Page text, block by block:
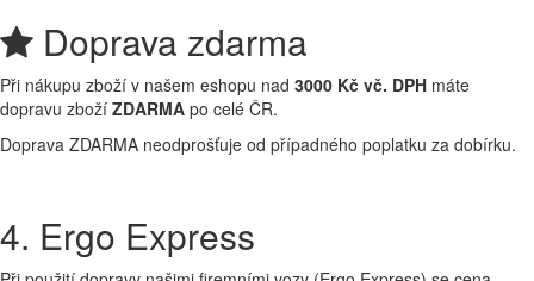
Doprava zdarma
Při nákupu zboží v našem eshopu nad 3000 Kč vč. DPH máte
dopravu zboží ZDARMA po celé ČR.
Doprava ZDARMA neodprošťuje od případného poplatku za dobírku.
4. Ergo Express